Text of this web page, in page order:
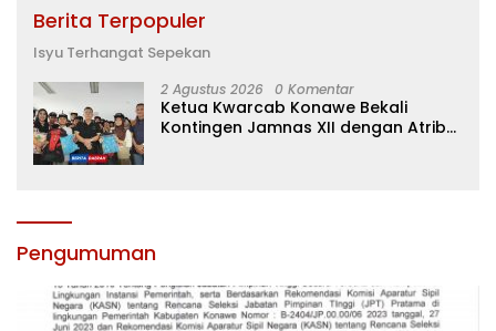
Berita Terpopuler
Isyu Terhangat Sepekan
2 Agustus 2026 0 Komentar
Ketua Kwarcab Konawe Bekali
Kontingen Jamnas XII dengan Atribut
Pengumuman